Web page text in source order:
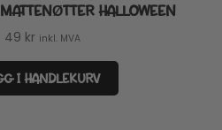
HALLOWEEN
49 kr inkl. MVA
I HANDLEKURV